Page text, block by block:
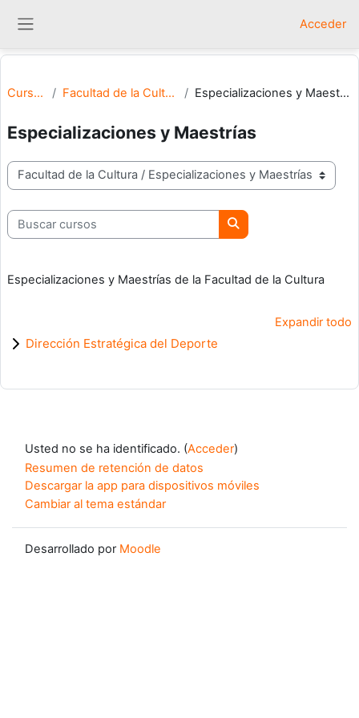
Acceder
Cursos Facultad de la Cultura Especializaciones y Maestrías
Especializaciones y Maestrías
Categorías
Buscar cursos
Buscar cursos
Especializaciones y Maestrías de la Facultad de la Cultura
Expandir todo
Dirección Estratégica del Deporte
Usted no se ha identificado. (Acceder)
Resumen de retención de datos
Descargar la app para dispositivos móviles
Cambiar al tema estándar
Desarrollado por Moodle